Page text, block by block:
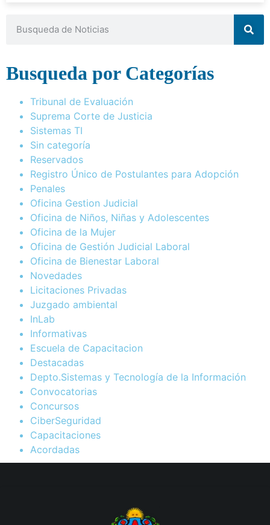
Busqueda por Categorías
Tribunal de Evaluación
Suprema Corte de Justicia
Sistemas TI
Sin categoría
Reservados
Registro Único de Postulantes para Adopción
Penales
Oficina Gestion Judicial
Oficina de Niños, Niñas y Adolescentes
Oficina de la Mujer
Oficina de Gestión Judicial Laboral
Oficina de Bienestar Laboral
Novedades
Licitaciones Privadas
Juzgado ambiental
InLab
Informativas
Escuela de Capacitacion
Destacadas
Depto.Sistemas y Tecnología de la Información
Convocatorias
Concursos
CiberSeguridad
Capacitaciones
Acordadas